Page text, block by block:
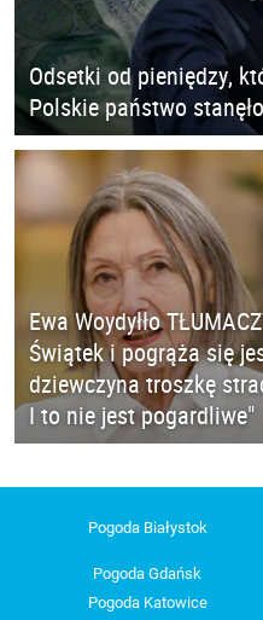
Odsetki od pieniędzy,
Polskie państwo
Ewa Woydyłło
Świątek i pogrąża się
dziewczyna troszkę
I to nie jest pogardliwe"
Pogoda Białystok
Pogoda Gdańsk
Pogoda Katowice